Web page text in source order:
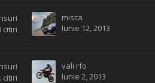
citiri
misca
Iunie 12, 2013
citiri
vali rfo
Iunie 2, 2013